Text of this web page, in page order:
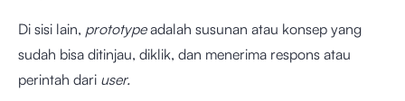
Di sisi lain, prototypeadalah susunan atau konsep yang
sudah bisa ditinjau, diklik, dan menerima respons atau
perintah dari user.